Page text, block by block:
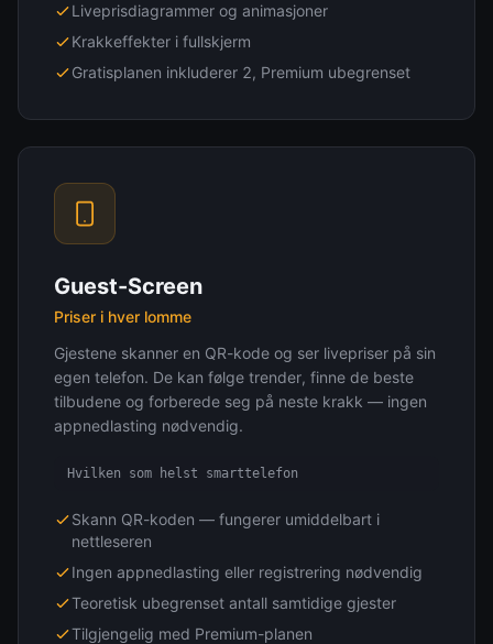
Liveprisdiagrammer og animasjoner
Krakkeffekter i fullskjerm
Gratisplanen inkluderer 2, Premium ubegrenset
Guest-Screen
Priser i hver lomme
Gjestene skanner en QR-kode og ser livepriser på sin
egen telefon. De kan følge trender, finne de beste
tilbudene og forberede seg på neste krakk — ingen
appnedlasting nødvendig.
Hvilken som helst smarttelefon
Skann QR-koden — fungerer umiddelbart i
nettleseren
Ingen appnedlasting eller registrering nødvendig
Teoretisk ubegrenset antall samtidige gjester
Tilgjengelig med Premium-planen